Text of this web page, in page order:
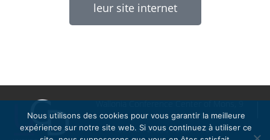
leur site internet
Wallonia Conference Center of Mons, 9
Avenue Melina Mercouri, 7000 Mons
09 Avril 2025, 10:00 – 16:30
Nous utilisons des cookies pour vous garantir la meilleure
expérience sur notre site web. Si vous continuez à utiliser ce